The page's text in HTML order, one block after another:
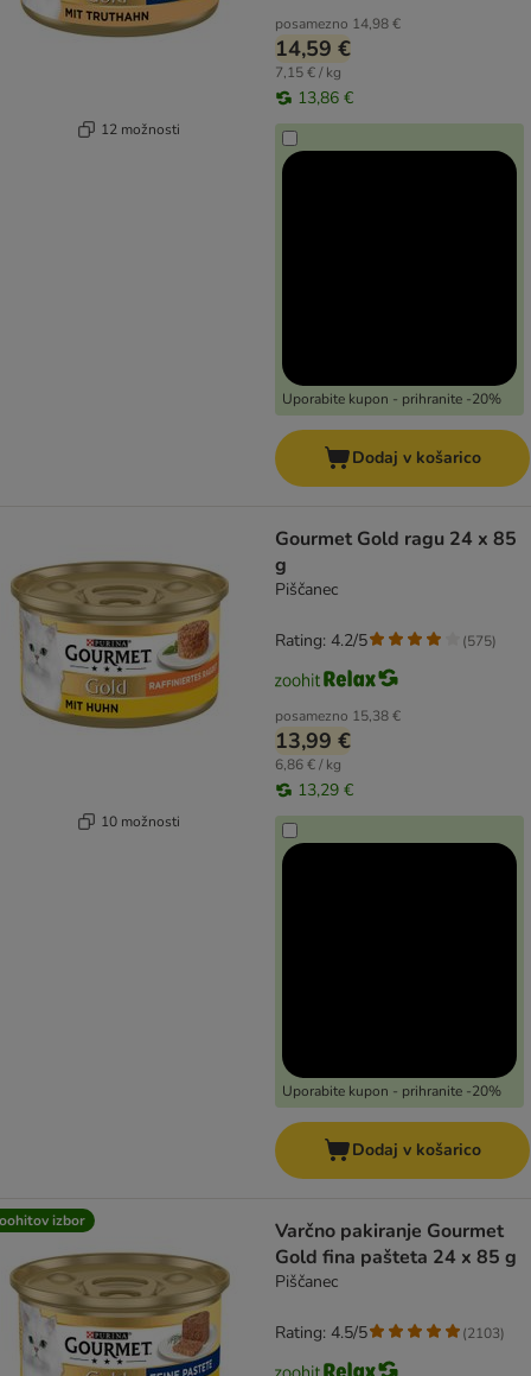
12 možnosti
posamezno 14,98 €
14,59 €
7,15 € / kg
13,86 €
Uporabite kupon - prihranite -20%
Dodaj v košarico
10 možnosti
Gourmet Gold ragu 24 x 85
g
Piščanec
posamezno 15,38 €
13,99 €
6,86 € / kg
13,29 €
Uporabite kupon - prihranite -20%
Rating: 4.2/5 (575)
Dodaj v košarico
izbor
Varčno pakiranje Gourmet
Gold fina pašteta 24 x 85 g
Piščanec
Rating: 4.5/5 (2103)